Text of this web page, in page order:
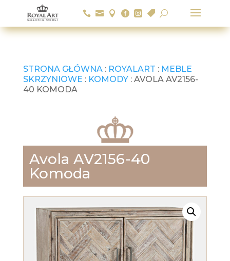
      U
STRONA GŁÓWNA: ROYALART : MEBLE
SKRZYNIOWE : KOMODY: AVOLA AV2156-
40 KOMODA
Avola AV2156-40
Komoda